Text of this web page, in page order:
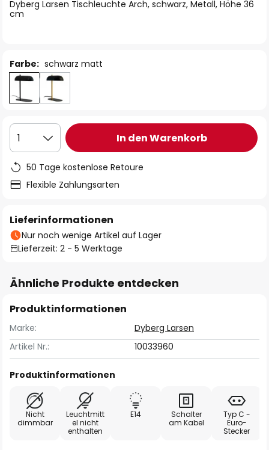
Dyberg Larsen Tischleuchte Arch, schwarz, Metall, Höhe 36
cm
Farbe: schwarz matt
1 In den Warenkorb
50 Tage kostenlose Retoure
Flexible Zahlungsarten
Lieferinformationen
Nur noch wenige Artikel auf Lager
Lieferzeit: 2 - 5 Werktage
Ähnliche Produkte entdecken
Produktinformationen
Marke:
Dyberg Larsen
Artikel Nr.:
10033960
Produktinformationen
Nicht
dimmbar
Leuchtmitt
el nicht
enthalten
E14
Schalter
am Kabel
Typ C -
Euro-
Stecker